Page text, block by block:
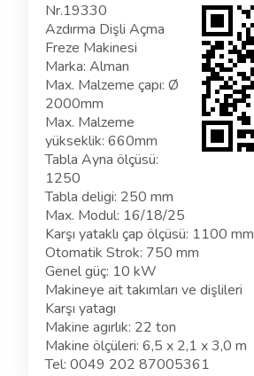
Nr.19330
Azdırma Dişli Açma
Freze Makinesi
Marka: Alman
Max. Malzeme çapı: Ø
2000mm
Max. Malzeme
yükseklik: 660mm
Tabla Ayna ölçüsü:
1250
Tabla deligi: 250 mm
Max. Modul: 16/18/25
Karşı yataklı çap ölçüsü: 1100 mm
Otomatik Strok: 750 mm
Genel güç: 10 kW
Makineye ait takımları ve dişlileri
Karşı yatagı
Makine agırlık: 22 ton
Makine ölçüleri: 6,5 x 2,1 x 3,0 m
Tel: 0049 202 87005361